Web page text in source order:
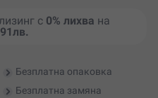
лизинг с 0% лихва на
Безплатна опаковка
Безплатна замяна